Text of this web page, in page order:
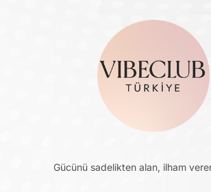
Gücünü sadelikten alan, ilham